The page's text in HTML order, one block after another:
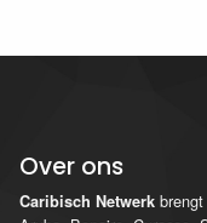
Over ons
Caribisch Netwerk